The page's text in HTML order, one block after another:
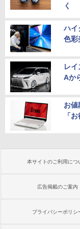
く
ハイ
色彩
レ
Aか
お値
「
本サイトのご利用につ
広告掲載のご案内
プライバシーポリシ